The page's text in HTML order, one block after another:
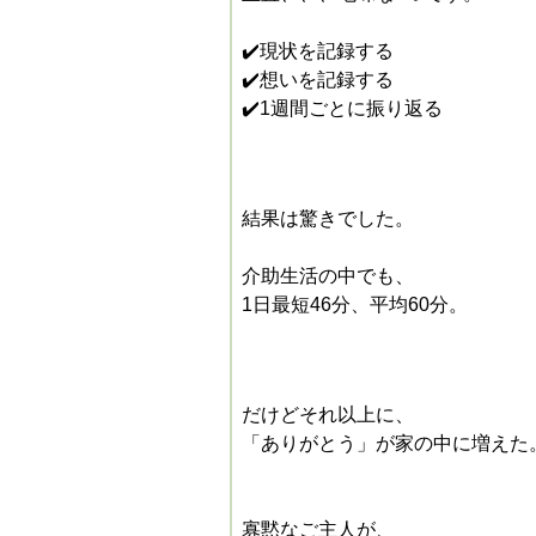
✔️現状を記録する
✔️想いを記録する
✔️1週間ごとに振り返る
結果は驚きでした。
介助生活の中でも、
1日最短46分、平均60分。
だけどそれ以上に、
「ありがとう」が家の中に増えた
寡黙なご主人が、